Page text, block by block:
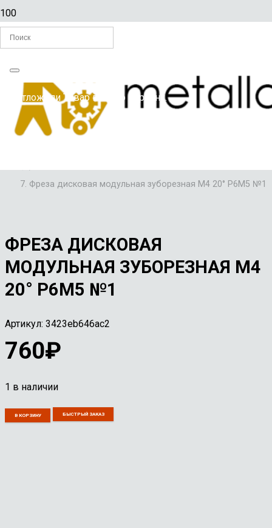
Вы отложилиТоварв свою корзину.
Главная
/
ФРЕЗЫ
Фреза дисковая модульная зуборезная М4 20° Р6М5 №1
ФРЕЗА ДИСКОВАЯ
МОДУЛЬНАЯ ЗУБОРЕЗНАЯ М4
20° Р6М5 №1
Артикул: 3423eb646ac2
760₽
1 в наличии
Количество
В КОРЗИНУ БЫСТРЫЙ ЗАКАЗ